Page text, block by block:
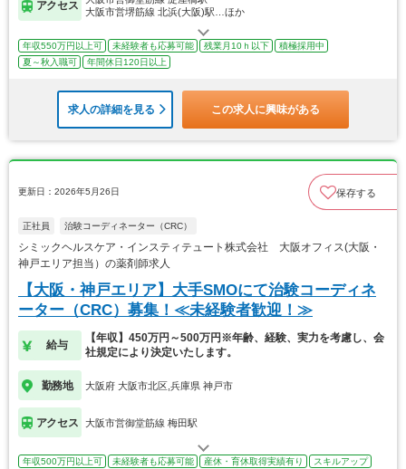
アクセス
大阪市営堺筋線 北浜(大阪)駅…ほか
年収550万円以上可 未経験者も応募可能 残業月10ｈ以下
積極採用中
夏～秋入職可
年間休日120日以上
求人の詳細を見る この求人に興味がある
更新日：2026年5月26日 保存する
正社員 治験コーディネーター（CRC）
シミックヘルスケア・インスティテュート株式会社 大阪オフィス(大阪・
神戸エリア担当）の薬剤師求人
【大阪・神戸エリア】大手SMOにて治験コーディネ
ーター（CRC）募集！≪未経験者歓迎！≫
給与
【年収】450万円～500万円※年齢、経験、実力を考慮し、会
社規定により決定いたします。
勤務地 大阪府 大阪市北区,兵庫県 神戸市
アクセス 大阪市営御堂筋線 梅田駅
年収500万円以上可 未経験者も応募可能 産休・育休取得実績有り
スキルアップ